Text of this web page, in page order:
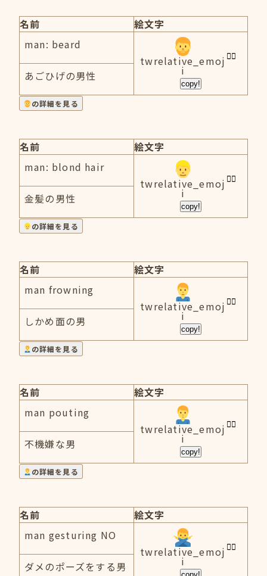
名前
絵文字
man: beard
twrelative_emoj
i
copy!
あごひげの男性
の詳細を見る
名前
絵文字
man: blond hair
twrelative_emoj
i
copy!
金髪の男性
の詳細を見る
名前
絵文字
man frowning
twrelative_emoj
i
copy!
しかめ面の男
の詳細を見る
名前
絵文字
man pouting
twrelative_emoj
i
copy!
不機嫌な男
の詳細を見る
名前
絵文字
man gesturing NO
twrelative_emoj
i
ダメのポーズをする男